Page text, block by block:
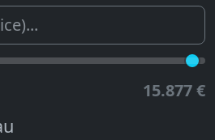
15.877 €